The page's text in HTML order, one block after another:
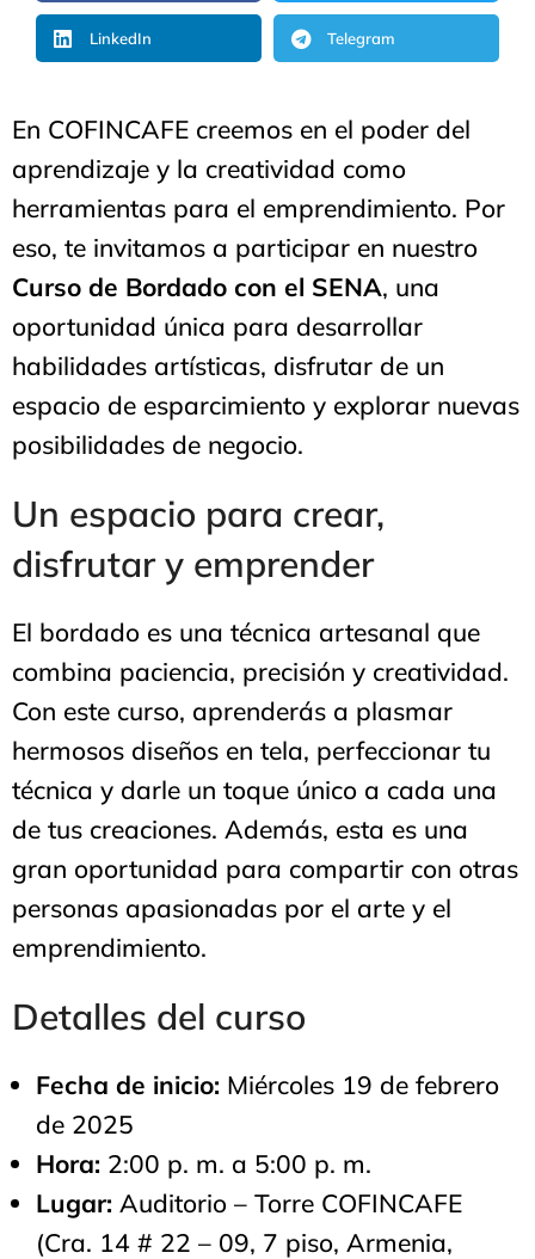
En COFINCAFE creemos en el poder del
aprendizaje y la creatividad como
herramientas para el emprendimiento. Por
eso, te invitamos a participar en nuestro
Curso de Bordado con el SENA, una
oportunidad única para desarrollar
habilidades artísticas, disfrutar de un
espacio de esparcimiento y explorar nuevas
posibilidades de negocio.
Un espacio para crear,
disfrutar y emprender
El bordado es una técnica artesanal que
combina paciencia, precisión y creatividad.
Con este curso, aprenderás a plasmar
hermosos diseños en tela, perfeccionar tu
técnica y darle un toque único a cada una
de tus creaciones. Además, esta es una
gran oportunidad para compartir con otras
personas apasionadas por el arte y el
emprendimiento.
Detalles del curso
Fecha de inicio: Miércoles 19 de febrero
de 2025
Hora: 2:00 p. m. a 5:00 p. m.
Lugar: Auditorio – Torre COFINCAFE
(Cra. 14 # 22 – 09, 7 piso, Armenia,
LinkedIn Telegram